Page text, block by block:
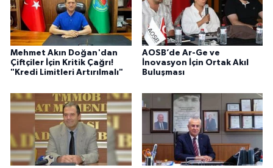
Mehmet Akın Doğan'dan
Çiftçiler İçin Kritik Çağrı!
"Kredi Limitleri Artırılmalı"
AOSB’de Ar-Ge ve
İnovasyon İçin Ortak Akıl
Buluşması